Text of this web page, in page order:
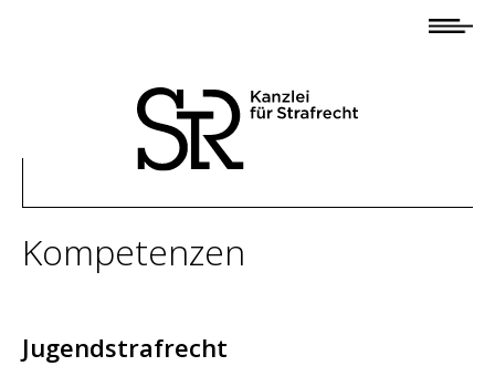
Andreas Baier
Mona Hammerschmidt
Alexander Frhr.
Kompetenzen
Jugendstrafrecht